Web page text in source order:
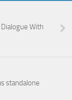
With
standalone